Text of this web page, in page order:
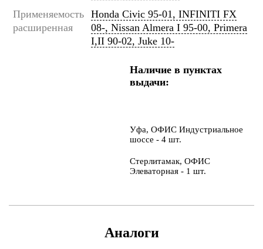
Применяемость
расширенная
Honda Civic 95-01, INFINITI FX
08-, Nissan Almera I 95-00, Primera
I,II 90-02, Juke 10-
Наличие в пунктах
выдачи:
Уфа, ОФИС Индустриальное
шоссе - 4 шт.
Стерлитамак, ОФИС
Элеваторная - 1 шт.
Аналоги